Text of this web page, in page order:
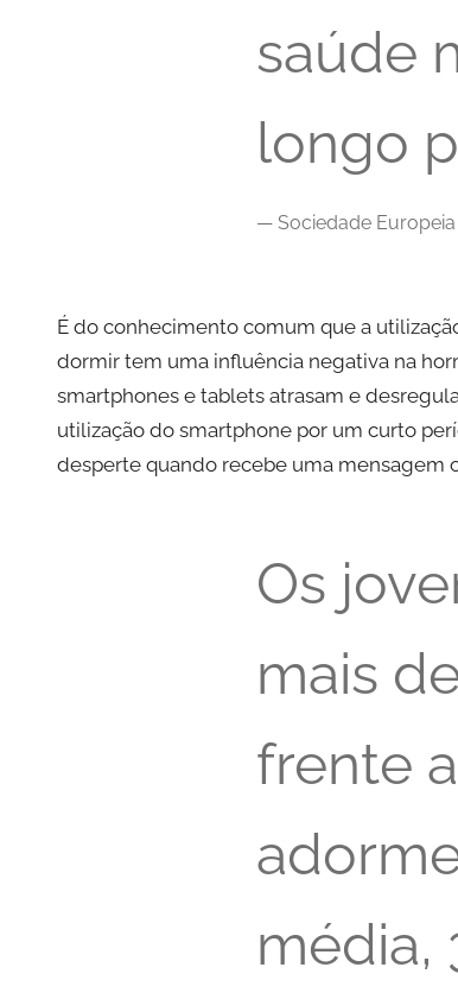
saúde
longo
Sociedade
É do conhecimento comum que a
dormir tem uma influência negativa na
smartphones e tablets atrasam e
utilização do smartphone por um curto
desperte quando recebe uma mensagem
Os
mais
frente
média,